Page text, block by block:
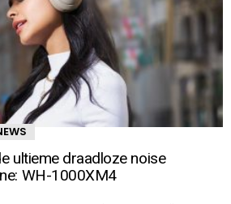
ultieme draadloze noise
WH-1000XM4